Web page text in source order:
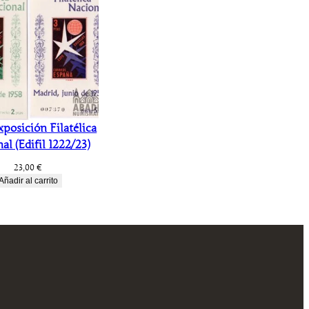
Filatélica
(Edifil 1222/23)
23,00€
al carrito